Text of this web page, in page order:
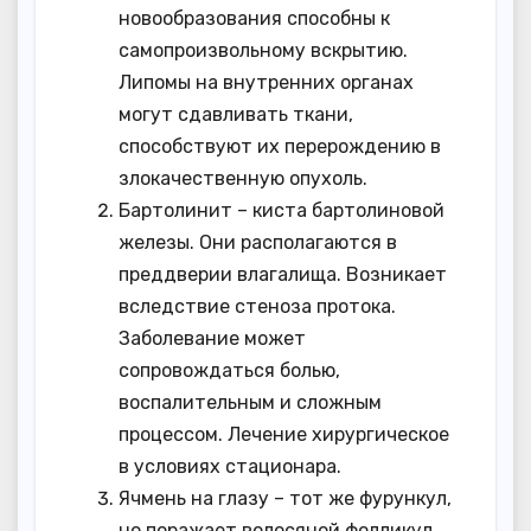
новообразования способны к
самопроизвольному вскрытию.
Липомы на внутренних органах
могут сдавливать ткани,
способствуют их перерождению в
злокачественную опухоль.
Бартолинит – киста бартолиновой
железы. Они располагаются в
преддверии влагалища. Возникает
вследствие стеноза протока.
Заболевание может
сопровождаться болью,
воспалительным и сложным
процессом. Лечение хирургическое
в условиях стационара.
Ячмень на глазу – тот же фурункул,